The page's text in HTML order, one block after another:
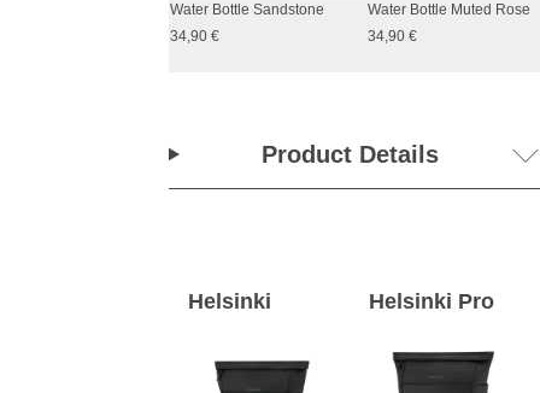
Water Bottle Sandstone
34,90 €
Water Bottle Muted Rose
34,90 €
Product Details
Helsinki Helsinki Pro